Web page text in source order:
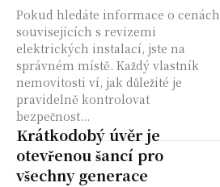
Pokud hledáte informace o cenách
souvisejících s revizemi
elektrických instalací, jste na
správném místě. Každý vlastník
nemovitosti ví, jak důležité je
pravidelně kontrolovat
bezpečnost...
Krátkodobý úvěr je
otevřenou šancí pro
všechny generace